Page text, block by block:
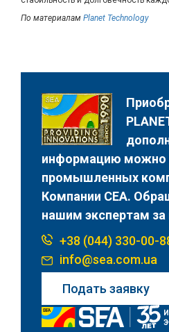
По материалам Planet Technology
информацию можно
промышленных
Компании СЕА.
нашим экспертам за
+38 (044) 330-00-
info@sea.com.ua
Подать заявку